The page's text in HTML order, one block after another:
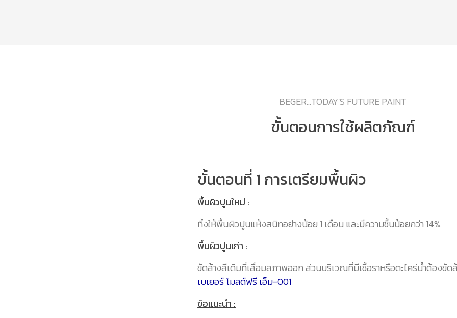
BEGER...TODAY'S FUTURE PAINT
ขั้นตอนการใช้ผลิตภัณฑ์
ขั้นตอนที่ 1 การเตรียมพื้นผิว
พื้นผิวปูนใหม่ :
ทิ้งให้พื้นผิวปูนแห้งสนิทอย่างน้อย 1 เดือน และมีความชื้นน้อยกว่า 14%
พื้นผิวปูนเก่า :
ขัดล้างสีเดิมที่เสื่อมสภาพออก ส่วนบริเวณที่มีเชื้อราหรือตะไคร่น้ำต้องขัด
เบเยอร์ โมลด์ฟรี เอ็ม-001
ข้อแนะนำ :